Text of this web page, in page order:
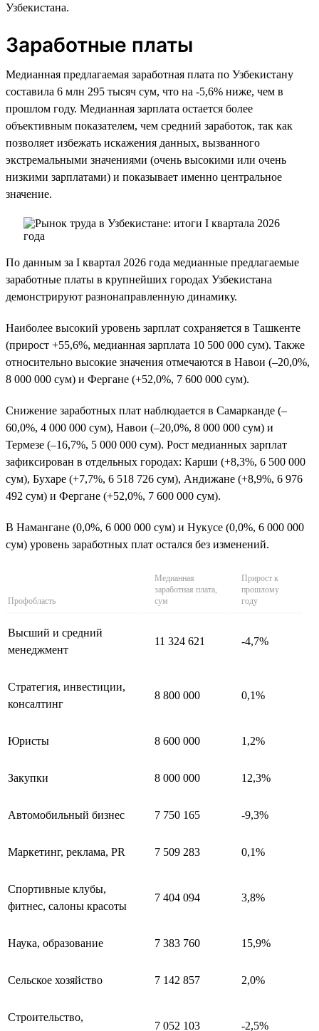
Узбекистана.
Заработные платы
Медианная предлагаемая заработная плата по Узбекистану
составила 6 млн 295 тысяч сум, что на -5,6% ниже, чем в
прошлом году. Медианная зарплата остается более
объективным показателем, чем средний заработок, так как
позволяет избежать искажения данных, вызванного
экстремальными значениями (очень высокими или очень
низкими зарплатами) и показывает именно центральное
значение.
По данным за I квартал 2026 года медианные предлагаемые
заработные платы в крупнейших городах Узбекистана
демонстрируют разнонаправленную динамику.
Наиболее высокий уровень зарплат сохраняется в Ташкенте
(прирост +55,6%, медианная зарплата 10 500 000 сум). Также
относительно высокие значения отмечаются в Навои (–20,0%,
8 000 000 сум) и Фергане (+52,0%, 7 600 000 сум).
Снижение заработных плат наблюдается в Самарканде (–
60,0%, 4 000 000 сум), Навои (–20,0%, 8 000 000 сум) и
Термезе (–16,7%, 5 000 000 сум). Рост медианных зарплат
зафиксирован в отдельных городах: Карши (+8,3%, 6 500 000
сум), Бухаре (+7,7%, 6 518 726 сум), Андижане (+8,9%, 6 976
492 сум) и Фергане (+52,0%, 7 600 000 сум).
В Намангане (0,0%, 6 000 000 сум) и Нукусе (0,0%, 6 000 000
сум) уровень заработных плат остался без изменений.
Профобласть
Медианная
заработная плата,
сум
Прирост к
прошлому
году
Высший и средний
менеджмент
11 324 621 -4,7%
Стратегия, инвестиции,
консалтинг
8 800 000 0,1%
Юристы 8 600 000 1,2%
Закупки 8 000 000 12,3%
Автомобильный бизнес 7 750 165 -9,3%
Маркетинг, реклама, PR 7 509 283 0,1%
Спортивные клубы,
фитнес, салоны красоты
7 404 094 3,8%
Наука, образование 7 383 760 15,9%
Сельское хозяйство 7 142 857 2,0%
Строительство,
7 052 103 -2,5%